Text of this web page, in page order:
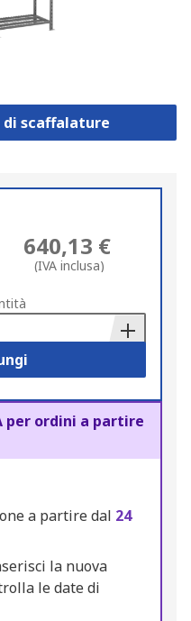
di scaffalature
640,13 €
(IVA inclusa)
per ordini a partire
a partire dal 24
la nuova
le date di